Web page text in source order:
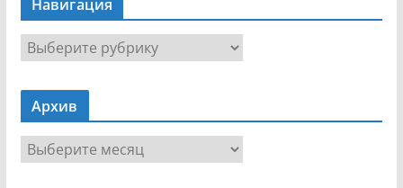
Навигация
Н
а
в
г
Архив
р